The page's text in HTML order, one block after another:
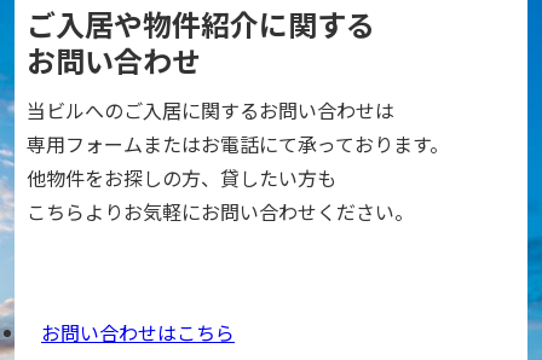
ご入居や物件紹介に関する
お問い合わせ
当ビルへのご入居に関するお問い合わせは
専用フォームまたはお電話にて承っております。
他物件をお探しの方、貸したい方も
こちらよりお気軽にお問い合わせください。
お問い合わせはこちら